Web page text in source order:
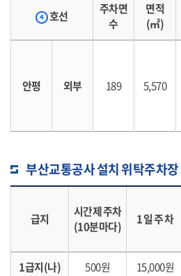
호선
주차면
수
면적
(㎡)
안평 외부 189 5,570
부산교통공사 설치 위탁주차
급지
시간제 주차
(10분마다)
1 일 주 차
1급지(나) 500원 15,000원